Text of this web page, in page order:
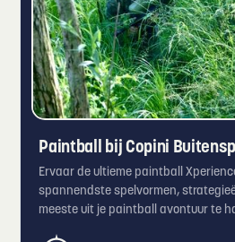
Paintball bij Copini
Ervaar de ultieme paintball
spannendste spelvormen,
meeste uit je paintball avontuur te